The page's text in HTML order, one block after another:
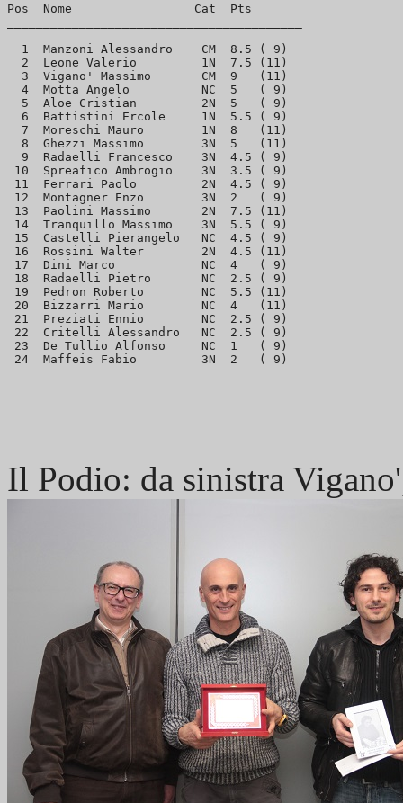
Pos  Nome                 Cat  Pts
  1  Manzoni Alessandro    CM  8.5 ( 9)
  2  Leone Valerio         1N  7.5 (11)
  3  Vigano' Massimo       CM  9   (11)
  4  Motta Angelo          NC  5   ( 9)
  5  Aloe Cristian         2N  5   ( 9)
  6  Battistini Ercole     1N  5.5 ( 9)
  7  Moreschi Mauro        1N  8   (11)
  8  Ghezzi Massimo        3N  5   (11)
  9  Radaelli Francesco    3N  4.5 ( 9)
10  Spreafico Ambrogio    3N  3.5 ( 9)
11  Ferrari Paolo         2N  4.5 ( 9)
12  Montagner Enzo        3N  2   ( 9)
13  Paolini Massimo       2N  7.5 (11)
14  Tranquillo Massimo    3N  5.5 ( 9)
15  Castelli Pierangelo   NC  4.5 ( 9)
16  Rossini Walter        2N  4.5 (11)
17  Dini Marco            NC  4   ( 9)
18  Radaelli Pietro       NC  2.5 ( 9)
19  Pedron Roberto        NC  5.5 (11)
20  Bizzarri Mario        NC  4   (11)
21  Preziati Ennio        NC  2.5 ( 9)
22  Critelli Alessandro   NC  2.5 ( 9)
23  De Tullio Alfonso     NC  1   ( 9)
Il Podio: da sinistra